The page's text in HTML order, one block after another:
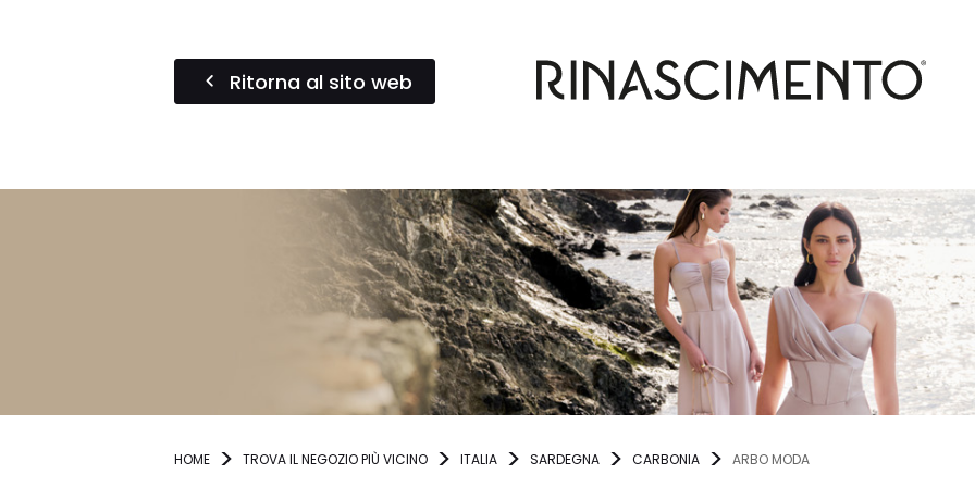
Ritorna al sito web
HOME TROVA IL NEGOZIO PIÙ VICINO ITALIA SARDEGNA CARBONIA ARBO MODA